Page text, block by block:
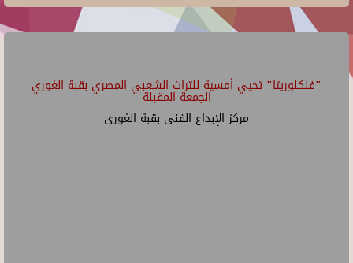
"فلكلوريتا" تحيي أمسية للتراث الشعبي المصري بقبة الغوري
الجمعة المقبلة
مركز الإبداع الفنى بقبة الغورى